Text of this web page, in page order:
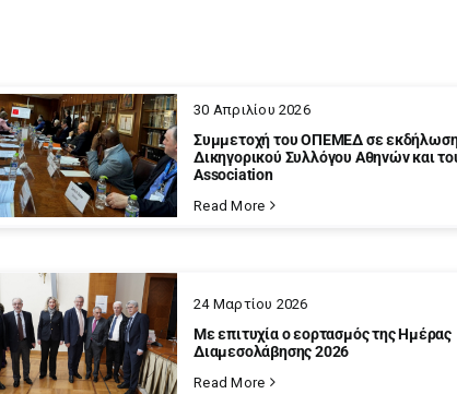
Συμμετοχή του ΟΠΕΜΕΔ σε
Δικηγορικού Συλλόγου Αθηνών και
Association
30 Απριλίου 2026
Read More
Με επιτυχία ο εορτασμός της Ημέρας
Διαμεσολάβησης 2026
24 Μαρτίου 2026
Read More